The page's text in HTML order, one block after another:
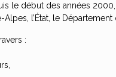
le début des années
l’État, le
: